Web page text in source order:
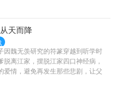
，偶尔磕一口糖安抚受伤的心。
成功活了下来，把圣职做大做
变成真圣女，还成了全系魔法
推的cp们，也在不知不觉间全都
希以为终于可以开始她最爱的环
声，早在不经意间，被喜欢上她的
楚。终于在她沉迷嗑糖无法自拔之
主们摁住了她。正经版简介：科拉
天而降
因魏无羡研究的符篆穿越到听学时
脱离江家，摆脱江家四口神经病，
爱情，避免再发生那些悲剧，让父